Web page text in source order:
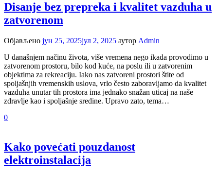
Disanje bez prepreka i kvalitet vazduha u
zatvorenom
Објављено јун 25, 2025јул 2, 2025 аутор Admin
U današnjem načinu života, više vremena nego ikada provodimo u
zatvorenom prostoru, bilo kod kuće, na poslu ili u zatvorenim
objektima za rekreaciju. Iako nas zatvoreni prostori štite od
spoljašnjih vremenskih uslova, vrlo često zaboravljamo da kvalitet
vazduha unutar tih prostora ima jednako snažan uticaj na naše
zdravlje kao i spoljašnje sredine. Upravo zato, tema…
0
Kako povećati pouzdanost
elektroinstalacija